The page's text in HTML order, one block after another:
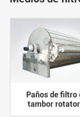
Paños de filtro
tambor